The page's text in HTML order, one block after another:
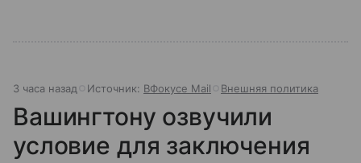
3 часа назад Источник: ВФокусе Mail Внешняя политика
Вашингтону озвучили
условие для заключения